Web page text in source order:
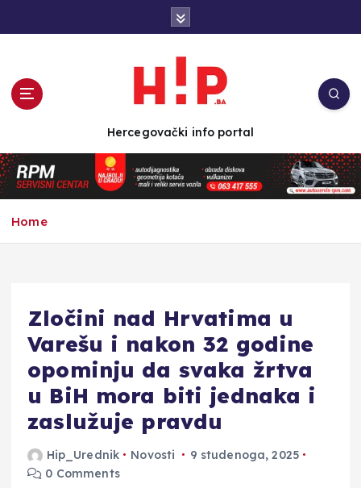
n
t
e
Hercegovački info portal
Home
Zločini nad Hrvatima u
Varešu i nakon 32 godine
opominju da svaka žrtva
u BiH mora biti jednaka i
zaslužuje pravdu
Hip_Urednik Novosti
9 studenoga, 2025
0 Comments